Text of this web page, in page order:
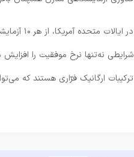
شرایطی نه‌تنها نرخ موفقیت را افزایش
ترکیبات ارگانیک فرّاری هستند که